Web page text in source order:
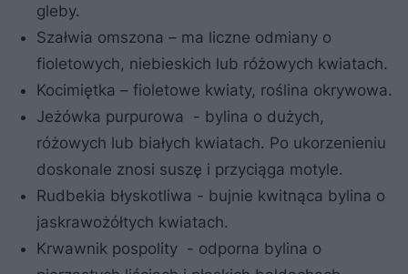
gleby.
Szałwia omszona – ma liczne odmiany o
fioletowych, niebieskich lub różowych kwiatach.
Kocimiętka – fioletowe kwiaty, roślina okrywowa.
Jeżówka purpurowa - bylina o dużych,
różowych lub białych kwiatach. Po ukorzenieniu
doskonale znosi suszę i przyciąga motyle.
Rudbekia błyskotliwa - bujnie kwitnąca bylina o
jaskrawożółtych kwiatach.
Krwawnik pospolity - odporna bylina o